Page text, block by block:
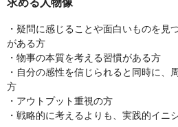
求める人物像
・疑問に感じることや面白いものを見
がある方
・物事の本質を考える習慣がある方
・自分の感性を信じられると同時に、
方
・アウトプット重視の方
・戦略的に考えるよりも、実践的イニ